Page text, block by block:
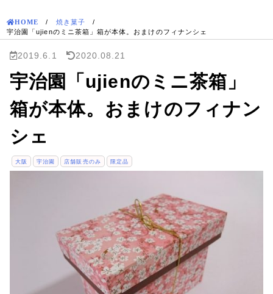
HOME / 焼き菓子 /
宇治園「ujienのミニ茶箱」箱が本体。おまけのフィナンシェ
2019.6.1 2020.08.21
宇治園「ujienのミニ茶箱」
箱が本体。おまけのフィナン
シェ
大阪 宇治園 店舗販売のみ 限定品